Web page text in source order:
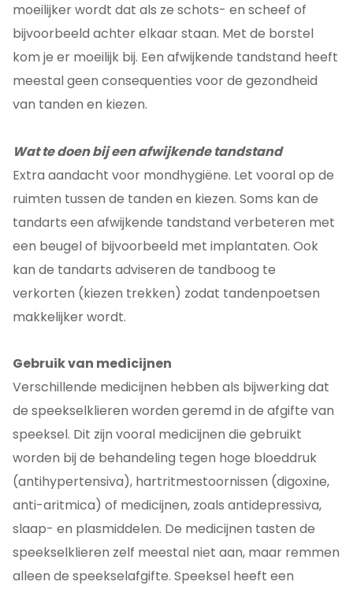
moeilijker wordt dat als ze schots- en scheef of
bijvoorbeeld achter elkaar staan. Met de borstel
kom je er moeilijk bij. Een afwijkende tandstand heeft
meestal geen consequenties voor de gezondheid
van tanden en kiezen.
Wat te doen bij een afwijkende tandstand
Extra aandacht voor mondhygiëne. Let vooral op de
ruimten tussen de tanden en kiezen. Soms kan de
tandarts een afwijkende tandstand verbeteren met
een beugel of bijvoorbeeld met implantaten. Ook
kan de tandarts adviseren de tandboog te
verkorten (kiezen trekken) zodat tandenpoetsen
makkelijker wordt.
Gebruik van medicijnen
Verschillende medicijnen hebben als bijwerking dat
de speekselklieren worden geremd in de afgifte van
speeksel. Dit zijn vooral medicijnen die gebruikt
worden bij de behandeling tegen hoge bloeddruk
(antihypertensiva), hartritmestoornissen (digoxine,
anti-aritmica) of medicijnen, zoals antidepressiva,
slaap- en plasmiddelen. De medicijnen tasten de
speekselklieren zelf meestal niet aan, maar remmen
alleen de speekselafgifte. Speeksel heeft een